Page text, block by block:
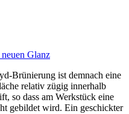
Glanz
Brünierung ist demnach eine
relativ zügig innerhalb
so dass am Werkstück eine
gebildet wird. Ein geschickter